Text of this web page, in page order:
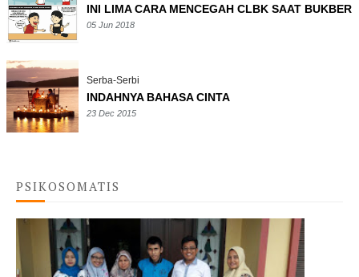
INI LIMA CARA MENCEGAH CLBK SAAT BUKBER
05 Jun 2018
Serba-Serbi
INDAHNYA BAHASA CINTA
23 Dec 2015
PSIKOSOMATIS